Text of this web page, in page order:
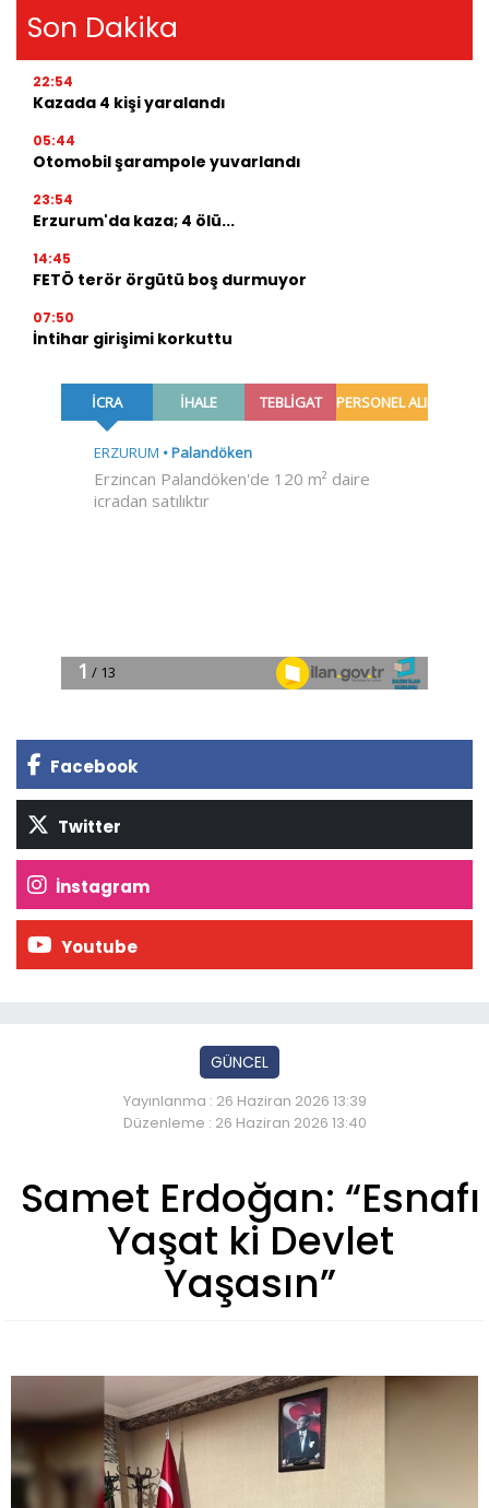
Son Dakika
22:54
Kazada 4 kişi yaralandı
05:44
Otomobil şarampole yuvarlandı
23:54
Erzurum'da kaza; 4 ölü...
14:45
FETÖ terör örgütü boş durmuyor
07:50
İntihar girişimi korkuttu
Facebook
Twitter
İnstagram
Youtube
GÜNCEL
Yayınlanma : 26 Haziran 2026 13:39
Düzenleme : 26 Haziran 2026 13:40
Samet Erdoğan: “Esnafı
Yaşat ki Devlet
Yaşasın”